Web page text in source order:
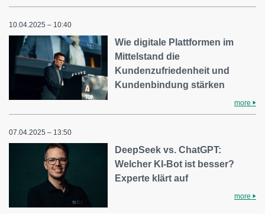
10.04.2025 – 10:40
Wie digitale Plattformen im
Mittelstand die
Kundenzufriedenheit und
Kundenbindung stärken
more
07.04.2025 – 13:50
DeepSeek vs. ChatGPT:
Welcher KI-Bot ist besser?
Experte klärt auf
more